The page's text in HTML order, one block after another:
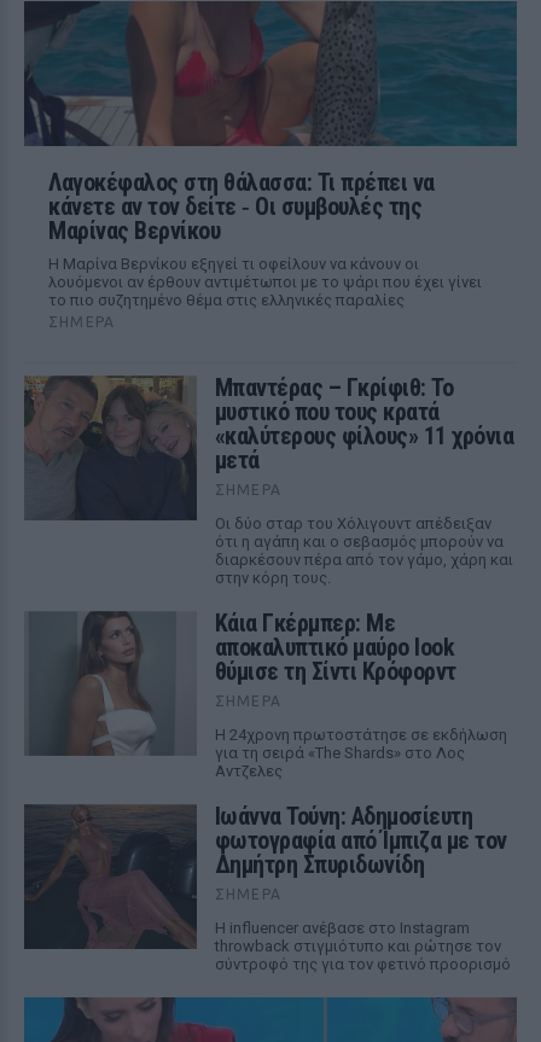
Λαγοκέφαλος στη θάλασσα: Τι πρέπει να
κάνετε αν τον δείτε ‑ Οι συμβουλές της
Μαρίνας Βερνίκου
Η Μαρίνα Βερνίκου εξηγεί τι οφείλουν να κάνουν οι
λουόμενοι αν έρθουν αντιμέτωποι με το ψάρι που έχει γίνει
το πιο συζητημένο θέμα στις ελληνικές παραλίες
ΣΉΜΕΡΑ
Μπαντέρας – Γκρίφιθ: Το
μυστικό που τους κρατά
«καλύτερους φίλους» 11 χρόνια
μετά
ΣΉΜΕΡΑ
Οι δύο σταρ του Χόλιγουντ απέδειξαν
ότι η αγάπη και ο σεβασμός μπορούν να
διαρκέσουν πέρα από τον γάμο, χάρη και
στην κόρη τους.
Κάια Γκέρμπερ: Με
αποκαλυπτικό μαύρο look
θύμισε τη Σίντι Κρόφορντ
ΣΉΜΕΡΑ
Η 24χρονη πρωτοστάτησε σε εκδήλωση
για τη σειρά «The Shards» στο Λος
Αντζελες
Ιωάννα Τούνη: Αδημοσίευτη
φωτογραφία από Ίμπιζα με τον
Δημήτρη Σπυριδωνίδη
ΣΉΜΕΡΑ
Η influencer ανέβασε στο Instagram
throwback στιγμιότυπο και ρώτησε τον
σύντροφό της για τον φετινό προορισμό